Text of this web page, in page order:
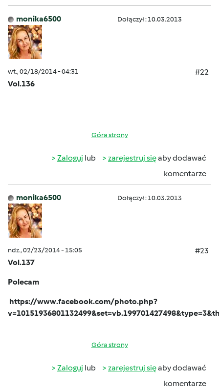
monika6500 Dołączył : 10.03.2013
wt., 02/18/2014 - 04:31
#22
Vol.136
Góra strony
Zaloguj lub zarejestruj sięaby dodawać
komentarze
monika6500 Dołączył : 10.03.2013
ndz., 02/23/2014 - 15:05
#23
Vol.137
Polecam
https://www.facebook.com/photo.php?
Góra strony
Zaloguj lub zarejestruj sięaby dodawać
komentarze